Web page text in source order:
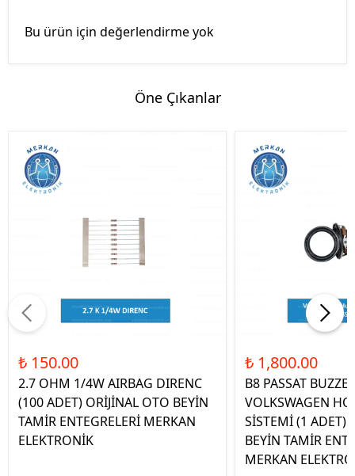
Bu ürün için değerlendirme yok
Öne Çıkanlar
₺ 150.00
2.7 OHM 1/4W AIRBAG DIRENC
(100 ADET) ORİJİNAL OTO BEYİN
TAMİR ENTEGRELERİ MERKAN
ELEKTRONİK
₺ 1,800.00
B8 PASSAT
VOLKSWAGEN
SİSTEMİ (1 ADET)
BEYİN TAMİR
MERKAN